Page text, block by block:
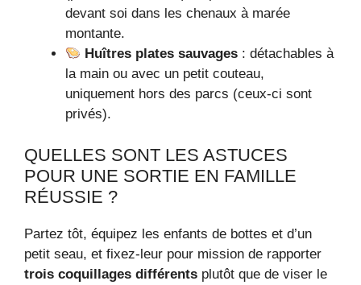
devant soi dans les chenaux à marée
montante.
Huîtres plates sauvages : détachables à
la main ou avec un petit couteau,
uniquement hors des parcs (ceux-ci sont
privés).
QUELLES SONT LES ASTUCES
POUR UNE SORTIE EN FAMILLE
RÉUSSIE ?
Partez tôt, équipez les enfants de bottes et d’un
petit seau, et fixez-leur pour mission de rapporter
trois coquillages différents plutôt que de viser le